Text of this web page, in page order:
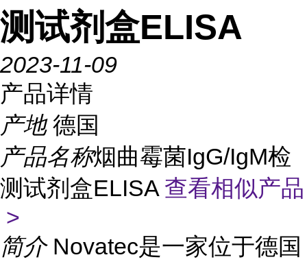
测试剂盒ELISA
2023-11-09
产品详情
产地 德国
产品名称烟曲霉菌IgG/IgM检
测试剂盒ELISA 查看相似产品
>
简介 Novatec是一家位于德国